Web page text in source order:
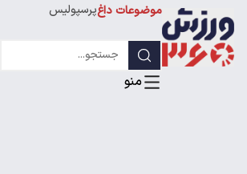
موضوعات داغپرسپولیس
لیگ قهرمانان